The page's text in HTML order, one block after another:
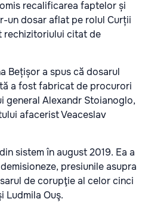
recalificarea faptelor și
un dosar aflat pe rolul Curții
rechizitoriului citat de
Bețișor a spus că dosarul
a fost fabricat de procurori
general Alexandr Stoianoglo,
afacerist Veaceslav
sistem în august 2019. Ea a
presiunile asupra
de corupţie al celor cinci
Ludmila Ouş.